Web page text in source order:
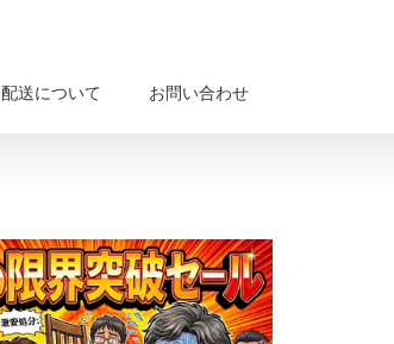
配送について お問い合わせ